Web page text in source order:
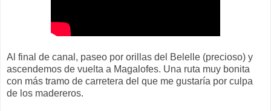
Al final de canal, paseo por orillas del Belelle (precioso) y
ascendemos de vuelta a Magalofes. Una ruta muy bonita
con más tramo de carretera del que me gustaría por culpa
de los madereros.